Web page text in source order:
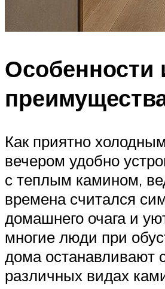
Особенности
Как приятно
вечером удобно
с теплым камином,
времена считался
домашнего очага и
многие люди при
дома останавливают
различных видах